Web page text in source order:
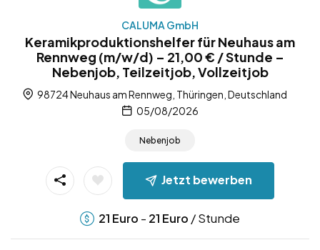
CALUMA GmbH
Keramikproduktionshelfer für Neuhaus am
Rennweg (m/w/d) – 21,00 € / Stunde –
Nebenjob, Teilzeitjob, Vollzeitjob
98724 Neuhaus am Rennweg, Thüringen, Deutschland
05/08/2026
Nebenjob
Jetzt bewerben
21 Euro - 21 Euro / Stunde